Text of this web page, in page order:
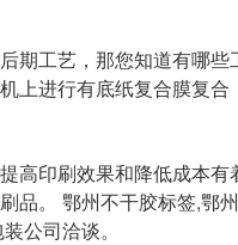
期工艺，那您知道有哪
上进行有底纸复合膜复
高印刷效果和降低成本
品。 鄂州不干胶标签,鄂
公司洽谈。